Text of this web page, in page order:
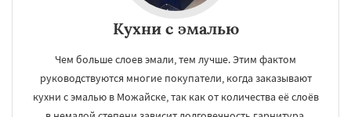
Кухни с эмалью
Чем больше слоев эмали, тем лучше. Этим фактом
руководствуются многие покупатели, когда заказывают
кухни с эмалью в Можайске, так как от количества её слоёв